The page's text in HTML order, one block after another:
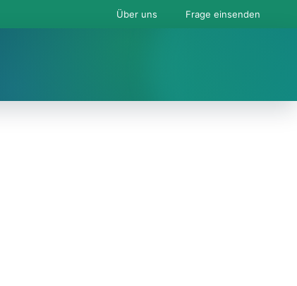
Über uns Frage einsenden